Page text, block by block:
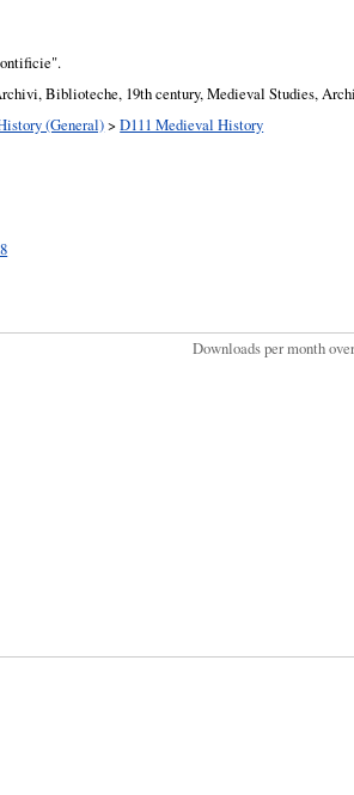
Biblioteche, 19th century, Medieval Studies,
(General)>D111 Medieval History
Downloads per month